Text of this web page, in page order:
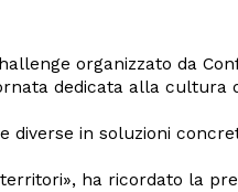
organizzato da
dedicata alla cultura
diverse in soluzioni
ha ricordato la